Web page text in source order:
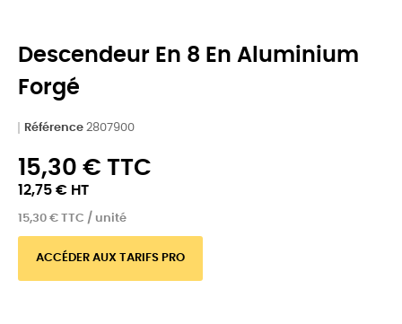
Descendeur En 8 En Aluminium
Forgé
Référence 2807900
15,30 € TTC
12,75 € HT
15,30 € TTC / unité
ACCÉDER AUX TARIFS PRO